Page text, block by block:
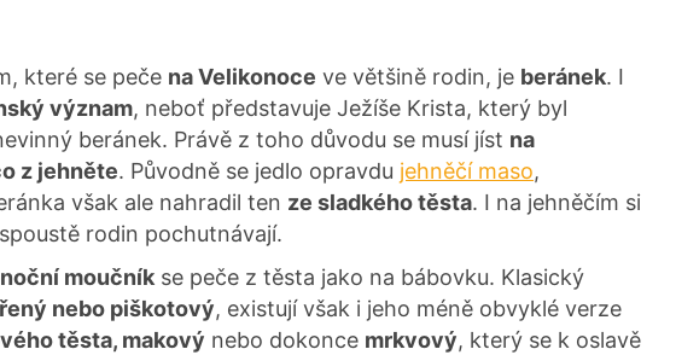
které se peče na Velikonoce ve většině rodin, je beránek. I
význam, neboť představuje Ježíše Krista, který byl
beránek. Právě z toho důvodu se musí jíst na
z jehněte. Původně se jedlo opravdu jehněčí maso,
však ale nahradil ten ze sladkého těsta. I na jehněčím si
rodin pochutnávají.
moučník se peče z těsta jako na bábovku. Klasický
nebo piškotový, existují však i jeho méně obvyklé verze
těsta, makový nebo dokonce mrkvový, který se k oslavě